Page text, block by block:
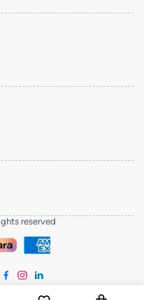
reserved